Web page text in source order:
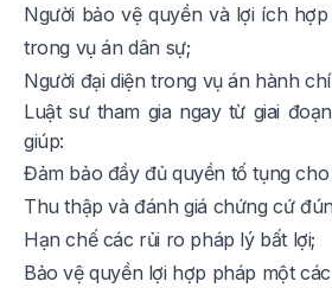
Người bảo vệ quyền và lợi ích
trong vụ án dân sự;
Người đại diện trong vụ án hành
Luật sư tham gia ngay từ giai
giúp:
Đảm bảo đầy đủ quyền tố tụng
Thu thập và đánh giá chứng cứ
Hạn chế các rủi ro pháp lý bất lợi;
Bảo vệ quyền lợi hợp pháp một